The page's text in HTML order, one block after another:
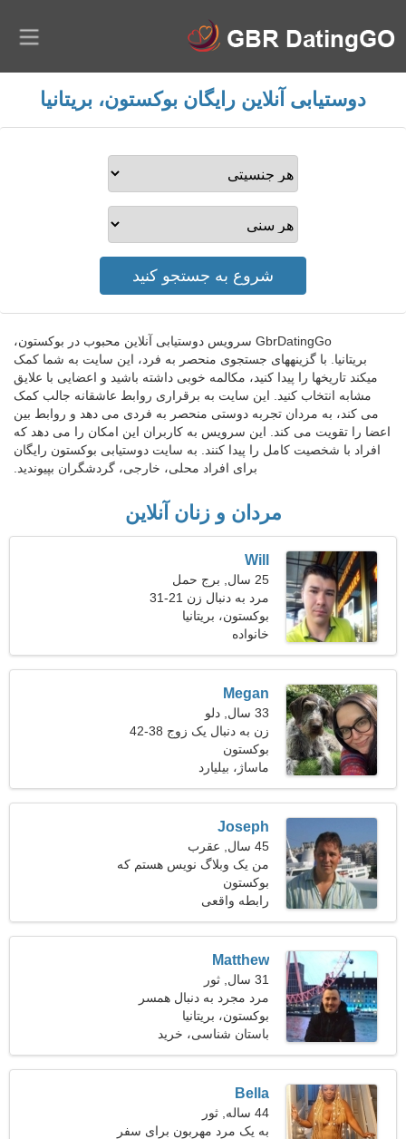
دوستیابی آنلاین رایگان بوکستون، بریتانیا
GbrDatingGo سرویس دوستیابی آنلاین محبوب در بوکستون،
بریتانیا. با گزینههای جستجوی منحصر به فرد، این سایت به شما کمک
میکند تاریخها را پیدا کنید، مکالمه خوبی داشته باشید و اعضایی با علایق
مشابه انتخاب کنید. این سایت به برقراری روابط عاشقانه جالب کمک
می کند، به مردان تجربه دوستی منحصر به فردی می دهد و روابط بین
اعضا را تقویت می کند. این سرویس به کاربران این امکان را می دهد که
افراد با شخصیت کامل را پیدا کنند. به سایت دوستیابی بوکستون رایگان
برای افراد محلی، خارجی، گردشگران بپیوندید.
مردان و زنان آنلاین
Will
25 سال, برج حمل
مرد به دنبال زن 21-31
بوکستون، بریتانیا
خانواده
Megan
33 سال, دلو
زن به دنبال یک زوج 38-42
بوکستون
ماساژ، بیلیارد
Joseph
45 سال, عقرب
من یک وبلاگ نویس هستم که
به دنبال یک زن رویایی هستم
بوکستون
رابطه واقعی
Matthew
31 سال, ثور
مرد مجرد به دنبال همسر
بوکستون، بریتانیا
باستان شناسی، خرید
Bella
44 ساله, ثور
به یک مرد مهربون برای سفر